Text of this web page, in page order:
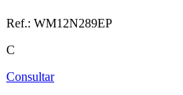
Ref.: WM12N289EP
C
Consultar